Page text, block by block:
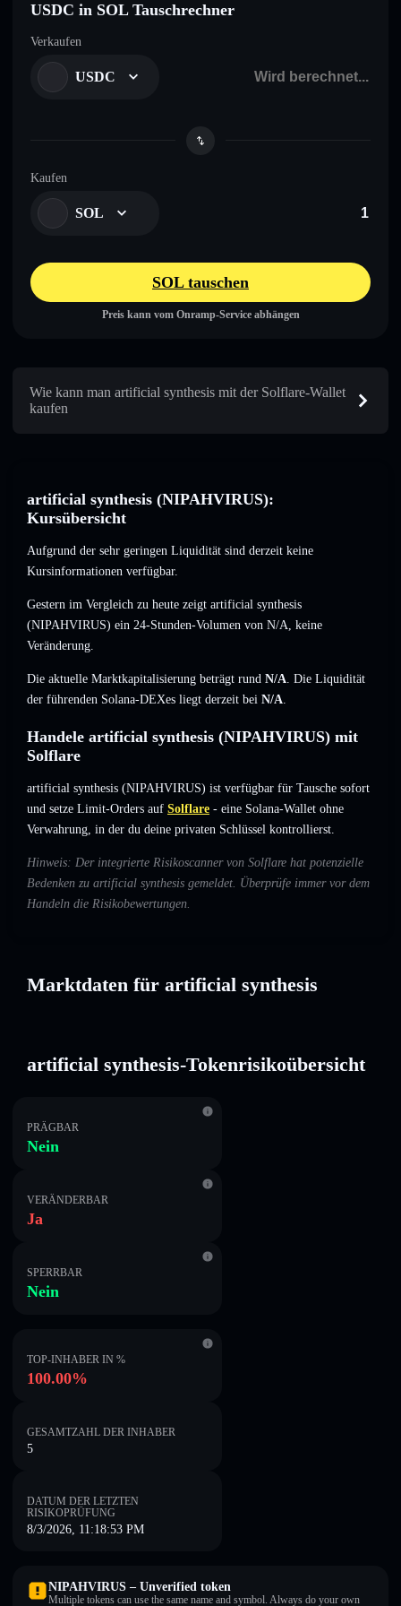
USDC in SOL Tauschrechner
Verkaufen
USDC
Kaufen
SOL
SOL tauschen
Preis kann vom Onramp-Service abhängen
Wie kann man artificial synthesis mit der Solflare-Wallet
kaufen
artificial synthesis (NIPAHVIRUS):
Kursübersicht
Aufgrund der sehr geringen Liquidität sind derzeit keine
Kursinformationen verfügbar.
Gestern im Vergleich zu heute zeigt artificial synthesis
(NIPAHVIRUS) ein 24-Stunden-Volumen von N/A, keine
Veränderung.
Die aktuelle Marktkapitalisierung beträgt rund N/A. Die Liquidität
der führenden Solana-DEXes liegt derzeit bei N/A.
Handele artificial synthesis (NIPAHVIRUS) mit
Solflare
artificial synthesis (NIPAHVIRUS) ist verfügbar für Tausche sofort
und setze Limit-Orders auf Solflare - eine Solana-Wallet ohne
Verwahrung, in der du deine privaten Schlüssel kontrollierst.
Hinweis: Der integrierte Risikoscanner von Solflare hat potenzielle
Bedenken zu artificial synthesis gemeldet. Überprüfe immer vor dem
Handeln die Risikobewertungen.
Marktdaten für artificial synthesis
artificial synthesis-Tokenrisikoübersicht
PRÄGBAR
Nein
VERÄNDERBAR
Ja
SPERRBAR
Nein
TOP-INHABER IN %
100.00%
GESAMTZAHL DER INHABER
5
DATUM DER LETZTEN
RISIKOPRÜFUNG
8/3/2026, 11:18:53 PM
NIPAHVIRUS – Unverified token
Multiple tokens can use the same name and symbol. Always do your own